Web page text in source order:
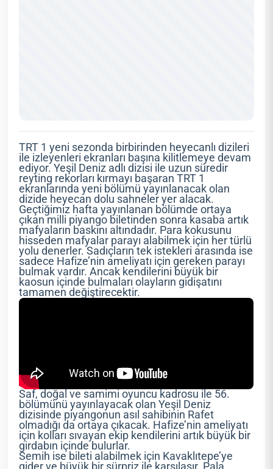
TRT 1 yeni sezonda birbirinden heyecanlı dizileri
ile izleyenleri ekranları başına kilitlemeye devam
ediyor. Yeşil Deniz adlı dizisi ile uzun süredir
reyting rekorları kırmayı başaran TRT 1
ekranlarında yeni bölümü yayınlanacak olan
dizide heyecan dolu sahneler yer alacak.
Geçtiğimiz hafta yayınlanan bölümde ortaya
çıkan milli piyango biletinden sonra kasaba artık
mafyaların baskını altındadır. Para kokusunu
hisseden mafyalar parayı alabilmek için her türlü
yolu denerler. Sadıçların tek istekleri arasında ise
sadece Hafize’nin ameliyatı için gereken parayı
bulmak vardır. Ancak kendilerini büyük bir
kaosun içinde bulmaları olayların gidişatını
tamamen değiştirecektir.
Saf, doğal ve samimi oyuncu kadrosu ile 56.
bölümünü yayınlayacak olan Yeşil Deniz
dizisinde piyangonun asıl sahibinin Rafet
olmadığı da ortaya çıkacak. Hafize’nin ameliyatı
için kolları sıvayan ekip kendilerini artık büyük bir
girdabın içinde bulurlar.
Semih ise bileti alabilmek için Kavaklıtepe’ye